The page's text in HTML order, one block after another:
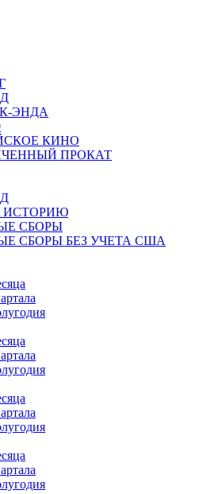
ЭНДА
КИНО
ПРОКАТ
ИСТОРИЮ
СБОРЫ
СБОРЫ БЕЗ УЧЕТА США